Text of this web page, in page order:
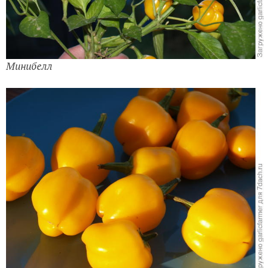
Минибелл